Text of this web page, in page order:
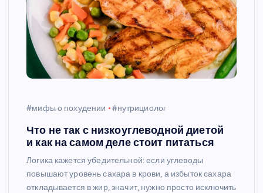
#мифы о похудении #нутрициолог
Что не так с низкоуглеводной диетой
и как на самом деле стоит питаться
Логика кажется убедительной: если углеводы
повышают уровень сахара в крови, а избыток сахара
откладывается в жир, значит, нужно просто исключить